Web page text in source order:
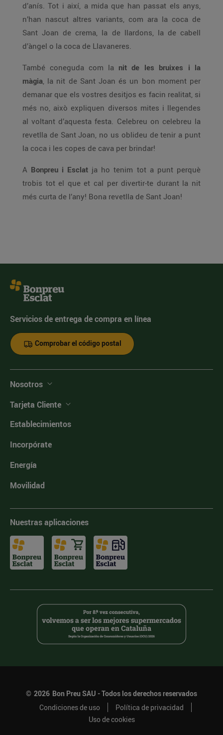
d’anís. Tot i així, a mida que han passat els anys,
n’han nascut altres variants, com ara la coca de
Sant Joan de crema, la de llardons, la de cabell
d’àngel o la coca de Llavaneres.
També coneguda com la nit de les bruixes i la
màgia, la nit de Sant Joan és un bon moment per
demanar que els vostres desitjos es facin realitat, si
més no, això expliquen diversos mites i llegendes
al voltant d’aquesta festa. Celebreu on celebreu la
revetlla de Sant Joan, no us oblideu de tenir a punt
la coca i les copes de cava per brindar!
A Bonpreu i Esclat ja ho tenim tot a punt perquè
trobis tot el que et cal per divertir-te durant la nit
més curta de l’any! Bona revetlla de Sant Joan!
Servicios de entrega de compra en línea
Comprobar el código postal
Nosotros
Tarjeta Cliente
Establecimientos
Incorpórate
Energía
Movilidad
Nuestras aplicaciones
© 2026 Bon Preu SAU - Todos los derechos reservados
Condiciones de uso
Política de privacidad
Uso de cookies